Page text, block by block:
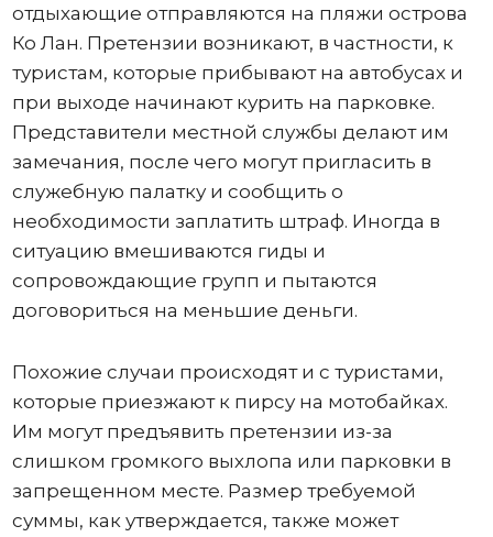
отдыхающие отправляются на пляжи острова
Ко Лан. Претензии возникают, в частности, к
туристам, которые прибывают на автобусах и
при выходе начинают курить на парковке.
Представители местной службы делают им
замечания, после чего могут пригласить в
служебную палатку и сообщить о
необходимости заплатить штраф. Иногда в
ситуацию вмешиваются гиды и
сопровождающие групп и пытаются
договориться на меньшие деньги.
Похожие случаи происходят и с туристами,
которые приезжают к пирсу на мотобайках.
Им могут предъявить претензии из-за
слишком громкого выхлопа или парковки в
запрещенном месте. Размер требуемой
суммы, как утверждается, также может